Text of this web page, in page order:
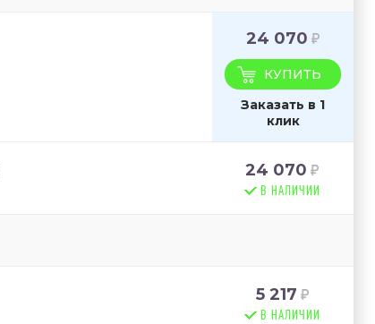
24 070
КУПИТЬ
Заказать в 1
клик
24 070
В НАЛИЧИИ
5 217
В НАЛИЧИИ